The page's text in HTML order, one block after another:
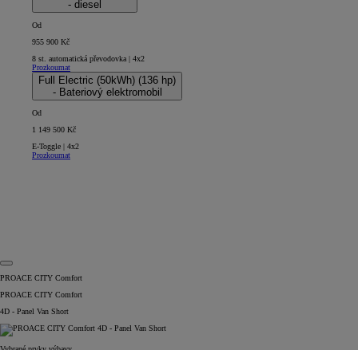
- diesel
Od
955 900 Kč
8 st. automatická převodovka | 4x2
Prozkoumat
Full Electric (50kWh) (136 hp)
- Bateriový elektromobil
Od
1 149 500 Kč
E-Toggle | 4x2
Prozkoumat
PROACE CITY Comfort
PROACE CITY Comfort
4D - Panel Van Short